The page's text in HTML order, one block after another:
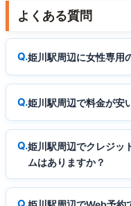
よくある質問
姫川駅周辺に女性専用
姫川駅周辺で料金が安
姫川駅周辺でクレジッ
ムはありますか？